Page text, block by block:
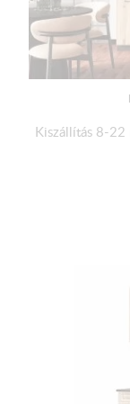
A szállítás
csomagolva
a helyszíni
A
javasoljuk,
( A lábak
A lábazatot
Ha teljesen egyedi
elemekből rak
méretét
elemenként fogja
A lábazat
Kiszállítás 8-22